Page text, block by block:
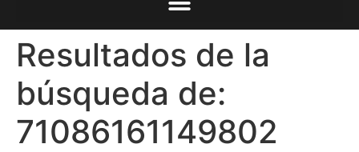
Resultados de la
búsqueda de:
71086161149802